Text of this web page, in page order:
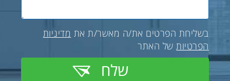
בשליחת הפרטים את/ה מאשר/ת את מדיניות
הפרטיות של האתר
שלח